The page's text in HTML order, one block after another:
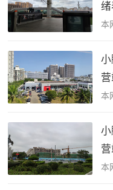
本
本
本